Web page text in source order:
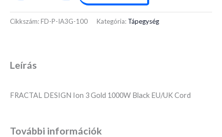
Cikkszám:FD-P-IA3G-100 Kategória: Tápegység
Leírás
FRACTAL DESIGN Ion 3 Gold 1000W Black EU/UK Cord
További információk